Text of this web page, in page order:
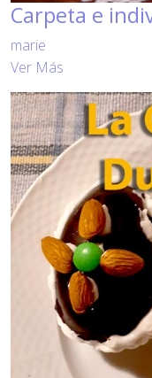
Carpeta e
marie
Ver Más